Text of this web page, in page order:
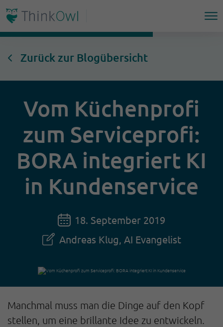
Zurück zur Blogübersicht
Vom Küchenprofi
zum Serviceprofi:
BORA integriert KI
in Kundenservice
18. September 2019
Andreas Klug, AI Evangelist
Manchmal muss man die Dinge auf den Kopf
stellen, um eine brillante Idee zu entwickeln.